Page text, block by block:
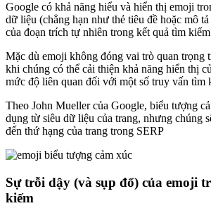
Google có khả năng hiểu và hiển thị emoji
dữ liệu (chẳng hạn như thẻ tiêu đề hoặc mô
của đoạn trích tự nhiên trong kết quả tìm
Mặc dù emoji không đóng vai trò quan trọng
khi chúng có thể cải thiện khả năng hiển thị
mức độ liên quan đối với một số truy vấn tìm
Theo John Mueller của Google, biểu tượng
dụng từ siêu dữ liệu của trang, nhưng chúng
đến thứ hạng của trang trong SERP
Sự trỗi dậy (và sụp đổ) của emoji
kiếm